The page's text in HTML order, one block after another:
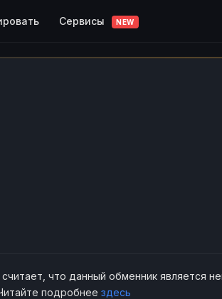
Сервисы NEW
что данный обменник является
подробнее здесь